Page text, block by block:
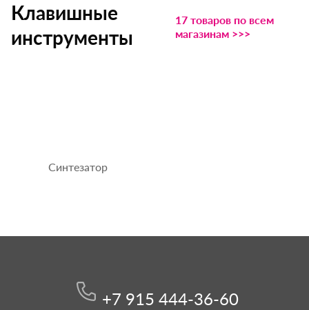
Клавишные
инструменты
17 товаров по всем
магазинам >>>
Синтезатор
+7 915 444-36-60